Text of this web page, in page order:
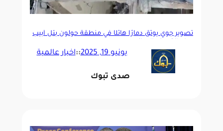
تصوير جوي يوثق دمارًا هائلًا في منطقة حولون بتل أبيب
يونيو 19, 2025 ::اخبار عالمية
صدى تبوك